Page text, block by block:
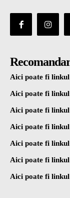
Aici poate fi
Aici poate fi
Aici poate fi
Aici poate fi
Aici poate fi
Aici poate fi
Aici poate fi